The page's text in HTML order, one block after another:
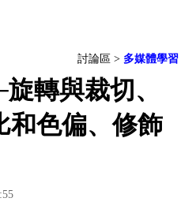
討論區 > 多媒體學習
轉與裁切、
和色偏、修飾